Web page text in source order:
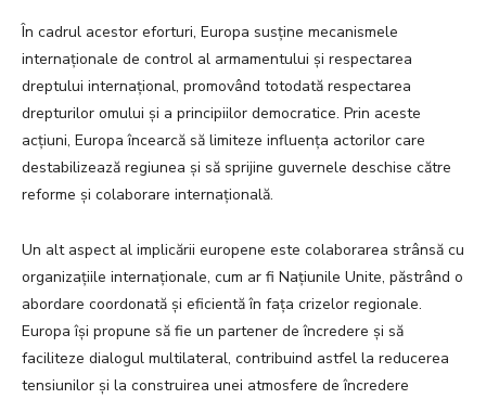
În cadrul acestor eforturi, Europa susține mecanismele
internaționale de control al armamentului și respectarea
dreptului internațional, promovând totodată respectarea
drepturilor omului și a principiilor democratice. Prin aceste
acțiuni, Europa încearcă să limiteze influența actorilor care
destabilizează regiunea și să sprijine guvernele deschise către
reforme și colaborare internațională.
Un alt aspect al implicării europene este colaborarea strânsă cu
organizațiile internaționale, cum ar fi Națiunile Unite, păstrând o
abordare coordonată și eficientă în fața crizelor regionale.
Europa își propune să fie un partener de încredere și să
faciliteze dialogul multilateral, contribuind astfel la reducerea
tensiunilor și la construirea unei atmosfere de încredere